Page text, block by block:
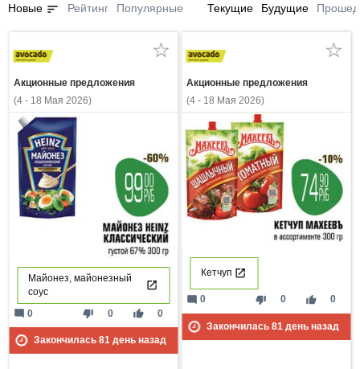
Новые sort Рейтинг Популярные Текущие Будущие
Акционные предложения
(4 - 18 Мая 2026)
Майонез, майонезный
соус
thumb_down 0 thumb_up 0
mode_comment 0
Закончилась 81день назад
Акционные предложения
(4 - 18 Мая 2026)
Кетчуп
thumb_down 0 thumb_up 0
mode_comment 0
Закончилась 81 день назад